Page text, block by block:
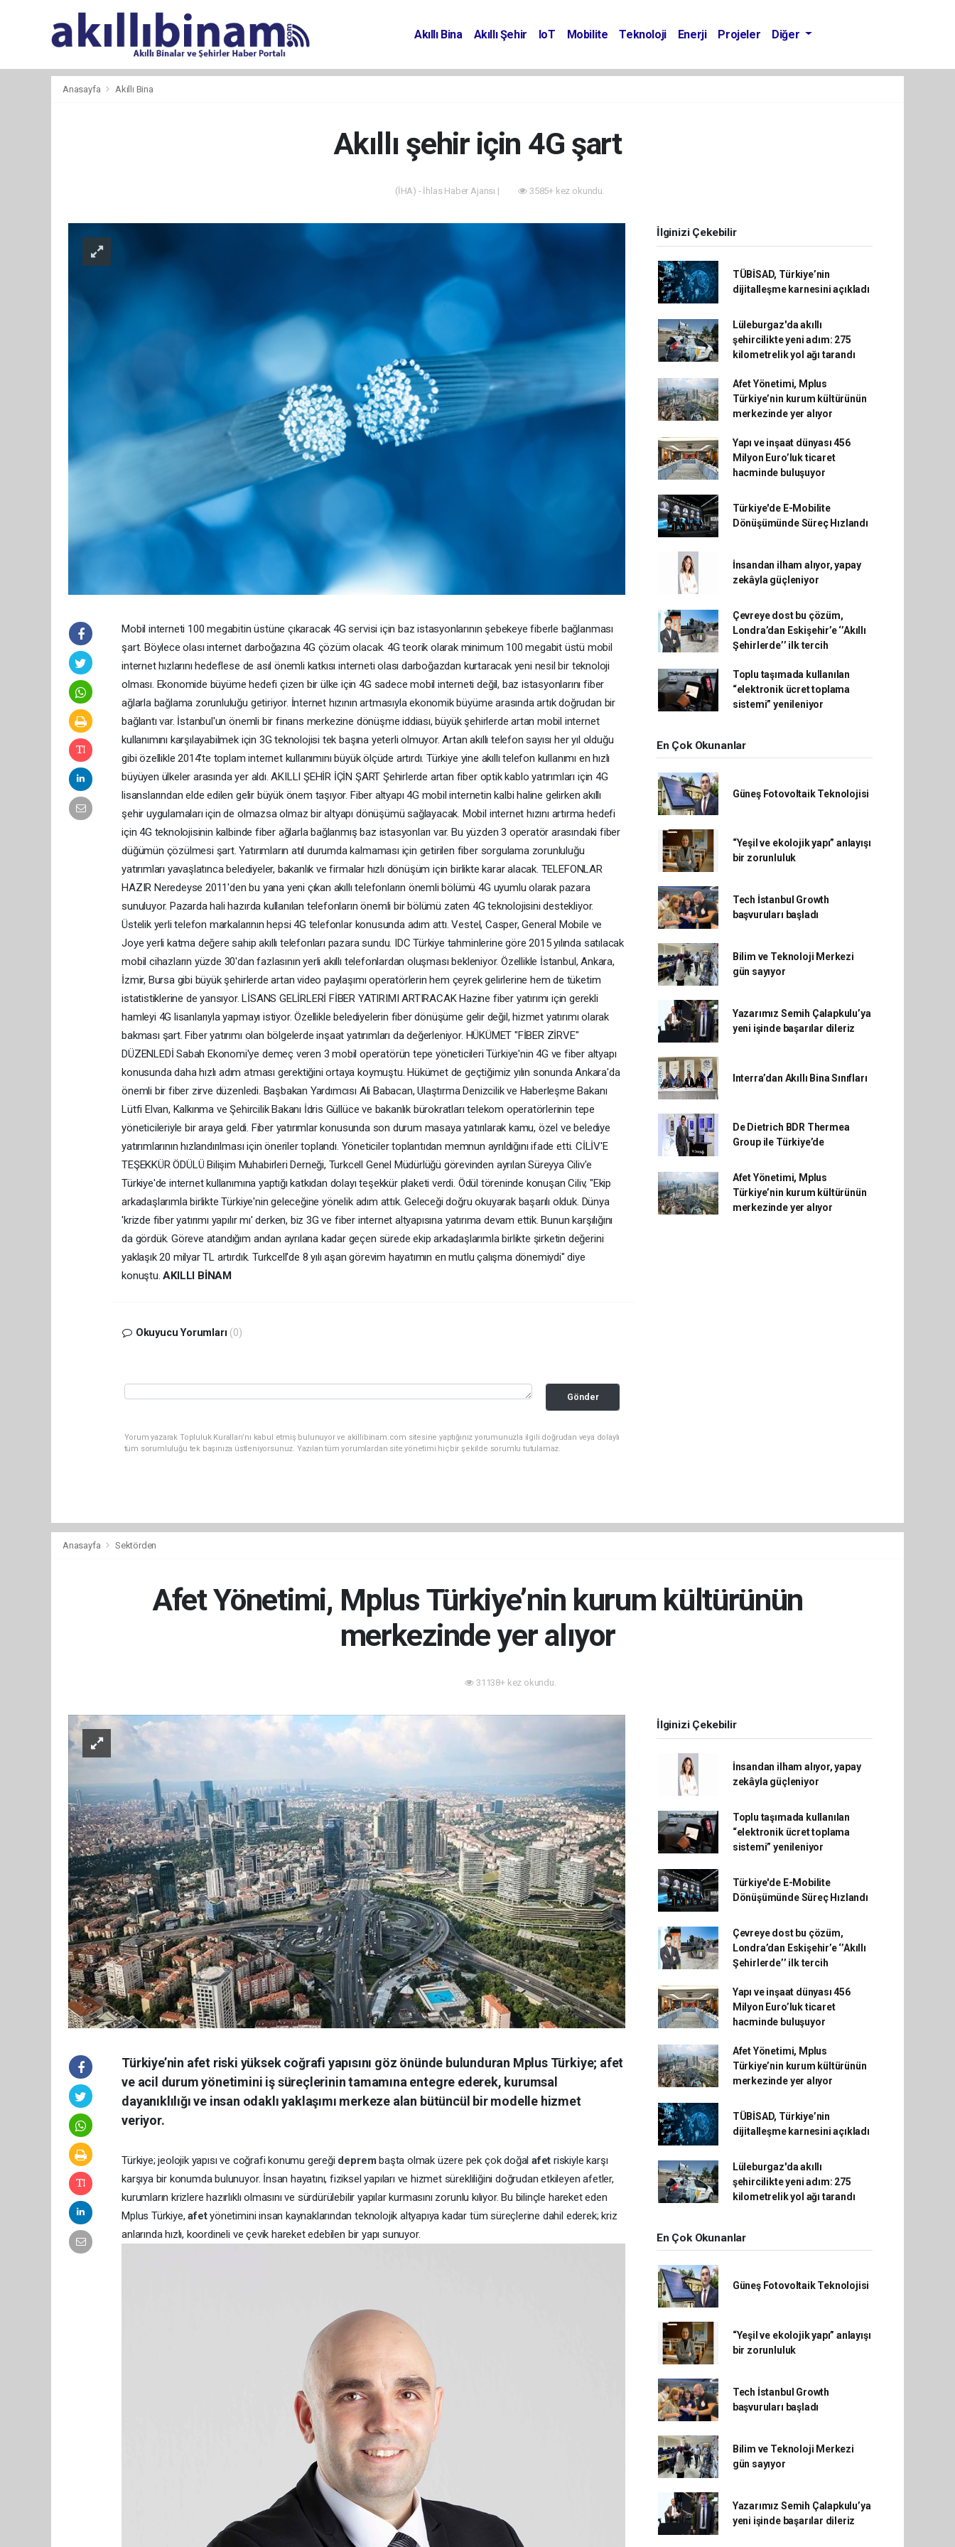
Akıllı Bina Akıllı Şehir IoT Mobilite Teknoloji Enerji Projeler Diğer
Anasayfa Akıllı Bina
Akıllı şehir için 4G şart
(İHA) - İhlas Haber Ajansı | 3585+ kez okundu.
Mobil interneti 100 megabitin üstüne çıkaracak 4G servisi için baz istasyonlarının şebekeye fiberle bağlanması
şart. Böylece olası internet darboğazına 4G çözüm olacak. 4G teorik olarak minimum 100 megabit üstü mobil
internet hızlarını hedeflese de asıl önemli katkısı interneti olası darboğazdan kurtaracak yeni nesil bir teknoloji
olması. Ekonomide büyüme hedefi çizen bir ülke için 4G sadece mobil interneti değil, baz istasyonlarını fiber
ağlarla bağlama zorunluluğu getiriyor. İnternet hızının artmasıyla ekonomik büyüme arasında artık doğrudan bir
bağlantı var. İstanbul'un önemli bir finans merkezine dönüşme iddiası, büyük şehirlerde artan mobil internet
kullanımını karşılayabilmek için 3G teknolojisi tek başına yeterli olmuyor. Artan akıllı telefon sayısı her yıl olduğu
gibi özellikle 2014'te toplam internet kullanımını büyük ölçüde artırdı. Türkiye yine akıllı telefon kullanımı en hızlı
büyüyen ülkeler arasında yer aldı. AKILLI ŞEHİR İÇİN ŞART Şehirlerde artan fiber optik kablo yatırımları için 4G
lisanslarından elde edilen gelir büyük önem taşıyor. Fiber altyapı 4G mobil internetin kalbi haline gelirken akıllı
şehir uygulamaları için de olmazsa olmaz bir altyapı dönüşümü sağlayacak. Mobil internet hızını artırma hedefi
için 4G teknolojisinin kalbinde fiber ağlarla bağlanmış baz istasyonları var. Bu yüzden 3 operatör arasındaki fiber
düğümün çözülmesi şart. Yatırımların atıl durumda kalmaması için getirilen fiber sorgulama zorunluluğu
yatırımları yavaşlatınca belediyeler, bakanlık ve firmalar hızlı dönüşüm için birlikte karar alacak. TELEFONLAR
HAZIR Neredeyse 2011'den bu yana yeni çıkan akıllı telefonların önemli bölümü 4G uyumlu olarak pazara
sunuluyor. Pazarda hali hazırda kullanılan telefonların önemli bir bölümü zaten 4G teknolojisini destekliyor.
Üstelik yerli telefon markalarının hepsi 4G telefonlar konusunda adım attı. Vestel, Casper, General Mobile ve
Joye yerli katma değere sahip akıllı telefonları pazara sundu. IDC Türkiye tahminlerine göre 2015 yılında satılacak
mobil cihazların yüzde 30'dan fazlasının yerli akıllı telefonlardan oluşması bekleniyor. Özellikle İstanbul, Ankara,
İzmir, Bursa gibi büyük şehirlerde artan video paylaşımı operatörlerin hem çeyrek gelirlerine hem de tüketim
istatistiklerine de yansıyor. LİSANS GELİRLERİ FİBER YATIRIMI ARTIRACAK Hazine fiber yatırımı için gerekli
hamleyi 4G lisanlarıyla yapmayı istiyor. Özellikle belediyelerin fiber dönüşüme gelir değil, hizmet yatırımı olarak
bakması şart. Fiber yatırımı olan bölgelerde inşaat yatırımları da değerleniyor. HÜKÜMET "FİBER ZİRVE"
DÜZENLEDİ Sabah Ekonomi'ye demeç veren 3 mobil operatörün tepe yöneticileri Türkiye'nin 4G ve fiber altyapı
konusunda daha hızlı adım atması gerektiğini ortaya koymuştu. Hükümet de geçtiğimiz yılın sonunda Ankara'da
önemli bir fiber zirve düzenledi. Başbakan Yardımcısı Ali Babacan, Ulaştırma Denizcilik ve Haberleşme Bakanı
Lütfi Elvan, Kalkınma ve Şehircilik Bakanı İdris Güllüce ve bakanlık bürokratları telekom operatörlerinin tepe
yöneticileriyle bir araya geldi. Fiber yatırımlar konusunda son durum masaya yatırılarak kamu, özel ve belediye
yatırımlarının hızlandırılması için öneriler toplandı. Yöneticiler toplantıdan memnun ayrıldığını ifade etti. CİLİV'E
TEŞEKKÜR ÖDÜLÜ Bilişim Muhabirleri Derneği, Turkcell Genel Müdürlüğü görevinden ayrılan Süreyya Ciliv'e
Türkiye'de internet kullanımına yaptığı katkıdan dolayı teşekkür plaketi verdi. Ödül töreninde konuşan Ciliv, "Ekip
arkadaşlarımla birlikte Türkiye'nin geleceğine yönelik adım attık. Geleceği doğru okuyarak başarılı olduk. Dünya
'krizde fiber yatırımı yapılır mı' derken, biz 3G ve fiber internet altyapısına yatırıma devam ettik. Bunun karşılığını
da gördük. Göreve atandığım andan ayrılana kadar geçen sürede ekip arkadaşlarımla birlikte şirketin değerini
yaklaşık 20 milyar TL artırdık. Turkcell'de 8 yılı aşan görevim hayatımın en mutlu çalışma dönemiydi" diye
konuştu.AKILLI BİNAM
Okuyucu Yorumları (0)
Gönder
Yorum yazarak Topluluk Kuralları’nı kabul etmiş bulunuyor ve akillibinam.com sitesine yaptığınız yorumunuzla ilgili doğrudan veya dolaylı
tüm sorumluluğu tek başınıza üstleniyorsunuz. Yazılan tüm yorumlardan site yönetimi hiçbir şekilde sorumlu tutulamaz.
İlginizi Çekebilir
TÜBİSAD, Türkiye’nin
dijitalleşme karnesini açıkladı
Lüleburgaz'da akıllı
şehircilikte yeni adım: 275
kilometrelik yol ağı tarandı
Afet Yönetimi, Mplus
Türkiye’nin kurum kültürünün
merkezinde yer alıyor
Yapı ve inşaat dünyası 456
Milyon Euro’luk ticaret
hacminde buluşuyor
Türkiye'de E-Mobilite
Dönüşümünde Süreç Hızlandı
İnsandan ilham alıyor, yapay
zekâyla güçleniyor
Çevreye dost bu çözüm,
Londra’dan Eskişehir’e ‘’Akıllı
Şehirlerde’’ ilk tercih
Toplu taşımada kullanılan
“elektronik ücret toplama
sistemi” yenileniyor
En Çok Okunanlar
Güneş Fotovoltaik Teknolojisi
“Yeşil ve ekolojik yapı” anlayışı
bir zorunluluk
Tech İstanbul Growth
başvuruları başladı
Bilim ve Teknoloji Merkezi
gün sayıyor
Yazarımız Semih Çalapkulu’ya
yeni işinde başarılar dileriz
Interra’dan Akıllı Bina Sınıfları
De Dietrich BDR Thermea
Group ile Türkiye’de
Afet Yönetimi, Mplus
Türkiye’nin kurum kültürünün
merkezinde yer alıyor
Anasayfa Sektörden
Afet Yönetimi, Mplus Türkiye’nin kurum kültürünün
merkezinde yer alıyor
31138+ kez okundu.
Türkiye’nin afet riski yüksek coğrafi yapısını göz önünde bulunduran Mplus Türkiye; afet
ve acil durum yönetimini iş süreçlerinin tamamına entegre ederek, kurumsal
dayanıklılığı ve insan odaklı yaklaşımı merkeze alan bütüncül bir modelle hizmet
veriyor.
Türkiye; jeolojik yapısı ve coğrafi konumu gereği deprembaşta olmak üzere pek çok doğal afetriskiyle karşı
karşıya bir konumda bulunuyor. İnsan hayatını, fiziksel yapıları ve hizmet sürekliliğini doğrudan etkileyen afetler,
kurumların krizlere hazırlıklı olmasını ve sürdürülebilir yapılar kurmasını zorunlu kılıyor. Bu bilinçle hareket eden
Mplus Türkiye,afetyönetimini insan kaynaklarından teknolojik altyapıya kadar tüm süreçlerine dahil ederek; kriz
anlarında hızlı, koordineli ve çevik hareket edebilen bir yapı sunuyor.
İlginizi Çekebilir
İnsandan ilham alıyor, yapay
zekâyla güçleniyor
Toplu taşımada kullanılan
“elektronik ücret toplama
sistemi” yenileniyor
Türkiye'de E-Mobilite
Dönüşümünde Süreç Hızlandı
Çevreye dost bu çözüm,
Londra’dan Eskişehir’e ‘’Akıllı
Şehirlerde’’ ilk tercih
Yapı ve inşaat dünyası 456
Milyon Euro’luk ticaret
hacminde buluşuyor
Afet Yönetimi, Mplus
Türkiye’nin kurum kültürünün
merkezinde yer alıyor
TÜBİSAD, Türkiye’nin
dijitalleşme karnesini açıkladı
Lüleburgaz'da akıllı
şehircilikte yeni adım: 275
kilometrelik yol ağı tarandı
En Çok Okunanlar
Güneş Fotovoltaik Teknolojisi
“Yeşil ve ekolojik yapı” anlayışı
bir zorunluluk
Tech İstanbul Growth
başvuruları başladı
Bilim ve Teknoloji Merkezi
gün sayıyor
Yazarımız Semih Çalapkulu’ya
yeni işinde başarılar dileriz